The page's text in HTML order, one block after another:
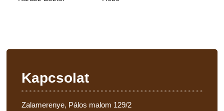
Kapcsolat
Zalamerenye, Pálos malom 129/2